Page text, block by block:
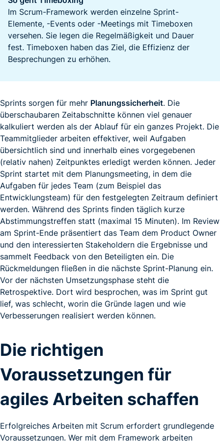
Im Scrum-Framework werden einzelne Sprint-
Elemente, -Events oder -Meetings mit Timeboxen
versehen. Sie legen die Regelmäßigkeit und Dauer
fest. Timeboxen haben das Ziel, die Effizienz der
Besprechungen zu erhöhen.
Sprints sorgen für mehr Planungssicherheit. Die
überschaubaren Zeitabschnitte können viel genauer
kalkuliert werden als der Ablauf für ein ganzes Projekt. Die
Teammitglieder arbeiten effektiver, weil Aufgaben
übersichtlich sind und innerhalb eines vorgegebenen
(relativ nahen) Zeitpunktes erledigt werden können. Jeder
Sprint startet mit dem Planungsmeeting, in dem die
Aufgaben für jedes Team (zum Beispiel das
Entwicklungsteam) für den festgelegten Zeitraum definiert
werden. Während des Sprints finden täglich kurze
Abstimmungstreffen statt (maximal 15 Minuten). Im Review
am Sprint-Ende präsentiert das Team dem Product Owner
und den interessierten Stakeholdern die Ergebnisse und
sammelt Feedback von den Beteiligten ein. Die
Rückmeldungen fließen in die nächste Sprint-Planung ein.
Vor der nächsten Umsetzungsphase steht die
Retrospektive. Dort wird besprochen, was im Sprint gut
lief, was schlecht, worin die Gründe lagen und wie
Verbesserungen realisiert werden können.
Die richtigen
Voraussetzungen für
agiles Arbeiten schaffen
Erfolgreiches Arbeiten mit Scrum erfordert grundlegende
Voraussetzungen. Wer mit dem Framework arbeiten